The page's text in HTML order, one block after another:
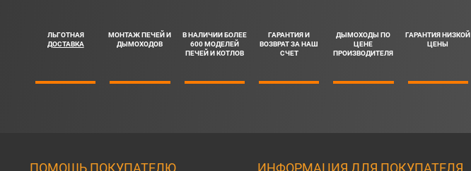
ЛЬГОТНАЯ
ДОСТАВКА
МОНТАЖ ПЕЧЕЙ И
ДЫМОХОДОВ
В НАЛИЧИИ БОЛЕЕ
600 МОДЕЛЕЙ
ПЕЧЕЙ И КОТЛОВ
ГАРАНТИЯ И
ВОЗВРАТ ЗА НАШ
СЧЕТ
ДЫМОХОДЫ ПО
ЦЕНЕ
ПРОИЗВОДИТЕЛЯ
ГАРАНТИЯ НИЗКОЙ
ЦЕНЫ
ПОМОЩЬ ПОКУПАТЕЛЮ ИНФОРМАЦИЯ ДЛЯ ПОКУПАТЕЛЯ